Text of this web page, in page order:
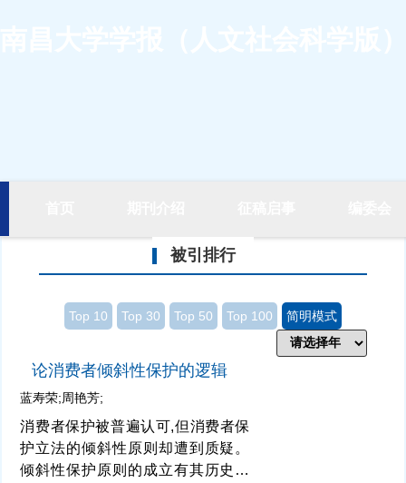
被引排行
Top 10 Top 30 Top 50 Top 100 简明模式
论消费者倾斜性保护的逻辑
蓝寿荣;周艳芳;
消费者保护被普遍认可,但消费者保
护立法的倾斜性原则却遭到质疑。
倾斜性保护原则的成立有其历史必